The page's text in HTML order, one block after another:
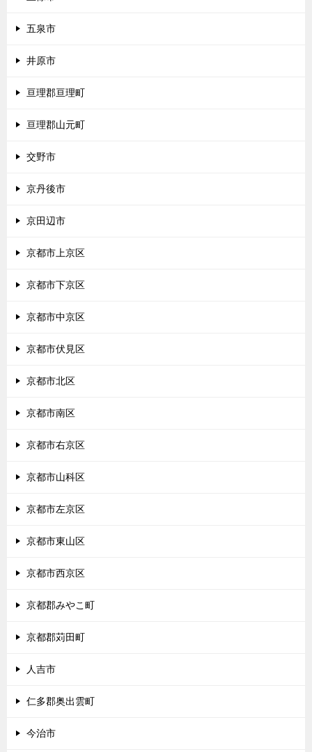
五泉市
井原市
亘理郡亘理町
亘理郡山元町
交野市
京丹後市
京田辺市
京都市上京区
京都市下京区
京都市中京区
京都市伏見区
京都市北区
京都市南区
京都市右京区
京都市山科区
京都市左京区
京都市東山区
京都市西京区
京都郡みやこ町
京都郡苅田町
人吉市
仁多郡奥出雲町
今治市